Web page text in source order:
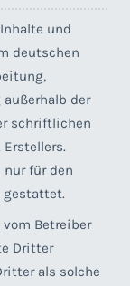
und
deutschen
der
schriftlichen
nur für den
gestattet.
Betreiber
Dritter
als solche